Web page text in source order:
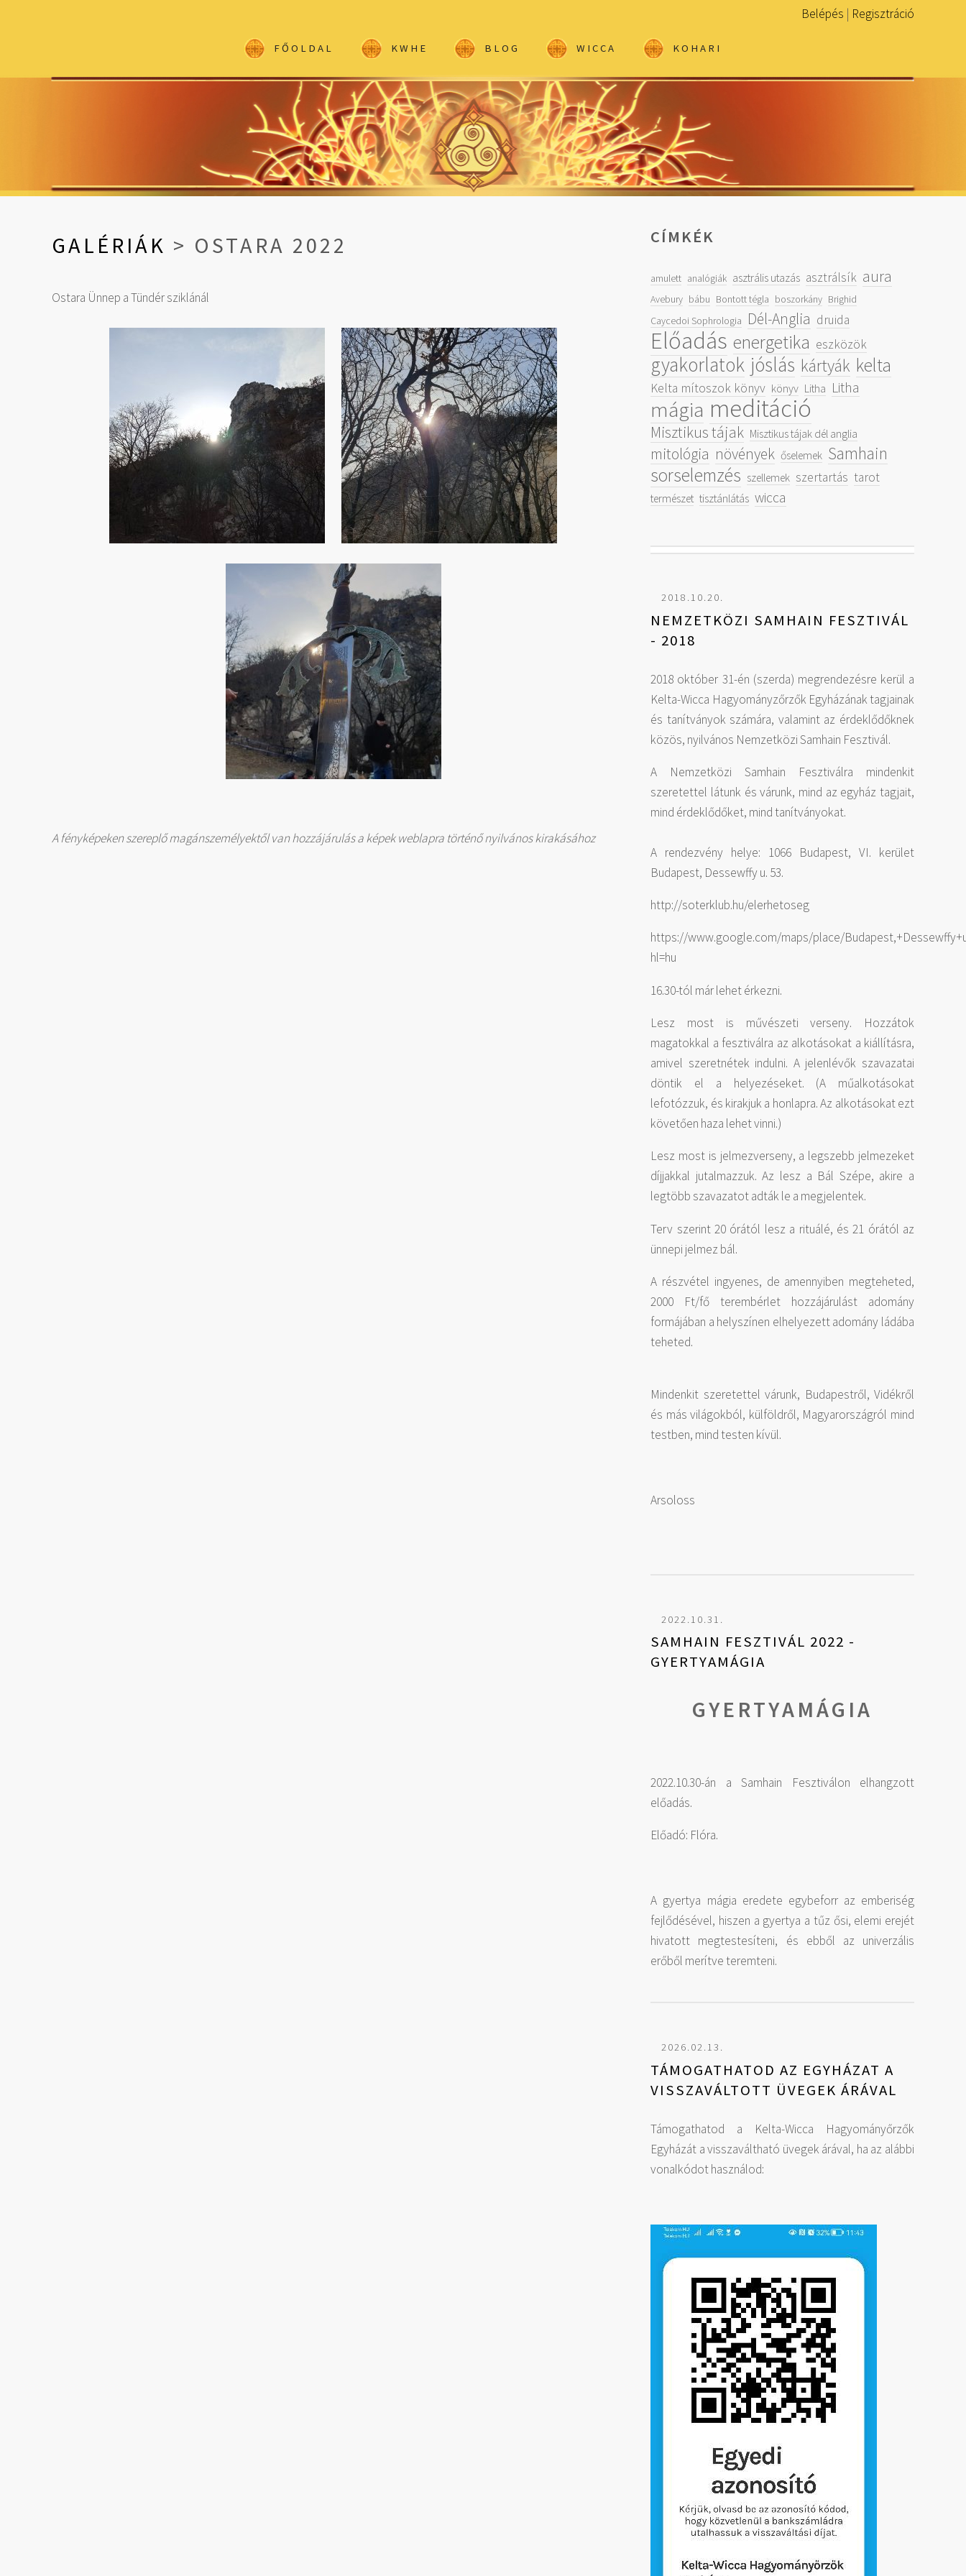
Belépés | Regisztráció
FŐOLDAL KWHE BLOG WICCA KOHARI
GALÉRIÁK > OSTARA 2022
Ostara Ünnep a Tündér sziklánál
A fényképeken szereplő magánszemélyektől van hozzájárulás a képek weblapra történő nyilvános kirakásához
CÍMKÉK
amulett analógiák asztrális utazás asztrálsík aura
Avebury bábu Bontott tégla boszorkány Brighid
Caycedoi Sophrologia
Dél-Anglia druida
Előadás energetika eszközök
gyakorlatok jóslás kártyák kelta
Kelta mítoszok könyv könyv Litha Litha
mágia meditáció
Misztikus tájak Misztikus tájak dél anglia
mitológia növények őselemek Samhain
sorselemzés szellemek szertartás tarot
természet tisztánlátás wicca
2018.10.20.
NEMZETKÖZI SAMHAIN FESZTIVÁL
- 2018
2018 október 31-én (szerda) megrendezésre kerül a
Kelta-Wicca Hagyományzőrzők Egyházának tagjainak
és tanítványok számára, valamint az érdeklődőknek
közös, nyilvános Nemzetközi Samhain Fesztivál.
A Nemzetközi Samhain Fesztiválra mindenkit
szeretettel látunk és várunk, mind az egyház tagjait,
mind érdeklődőket, mind tanítványokat.
A rendezvény helye: 1066 Budapest, VI. kerület
Budapest, Dessewffy u. 53.
http://soterklub.hu/elerhetoseg
https://www.google.com/maps/place/
hl=hu
16.30-tól már lehet érkezni.
Lesz most is művészeti verseny. Hozzátok
magatokkal a fesztiválra az alkotásokat a kiállításra,
amivel szeretnétek indulni. A jelenlévők szavazatai
döntik el a helyezéseket. (A műalkotásokat
lefotózzuk, és kirakjuk a honlapra. Az alkotásokat ezt
követően haza lehet vinni.)
Lesz most is jelmezverseny, a legszebb jelmezeket
díjjakkal jutalmazzuk. Az lesz a Bál Szépe, akire a
legtöbb szavazatot adták le a megjelentek.
Terv szerint 20 órától lesz a rituálé, és 21 órától az
ünnepi jelmez bál.
A részvétel ingyenes, de amennyiben megteheted,
2000 Ft/fő terembérlet hozzájárulást adomány
formájában a helyszínen elhelyezett adomány ládába
teheted.
Mindenkit szeretettel várunk, Budapestről, Vidékről
és más világokból, külföldről, Magyarországról mind
testben, mind testen kívül.
Arsoloss
2022.10.31.
SAMHAIN FESZTIVÁL 2022 -
GYERTYAMÁGIA
GYERTYAMÁGIA
2022.10.30-án a Samhain Fesztiválon elhangzott
előadás.
Előadó: Flóra.
A gyertya mágia eredete egybeforr az emberiség
fejlődésével, hiszen a gyertya a tűz ősi, elemi erejét
hivatott megtestesíteni, és ebből az univerzális
erőből merítve teremteni.
2026.02.13.
TÁMOGATHATOD AZ EGYHÁZAT A
VISSZAVÁLTOTT ÜVEGEK ÁRÁVAL
Támogathatod a Kelta-Wicca Hagyományőrzők
Egyházát a visszaváltható üvegek árával, ha az alábbi
vonalkódot használod: